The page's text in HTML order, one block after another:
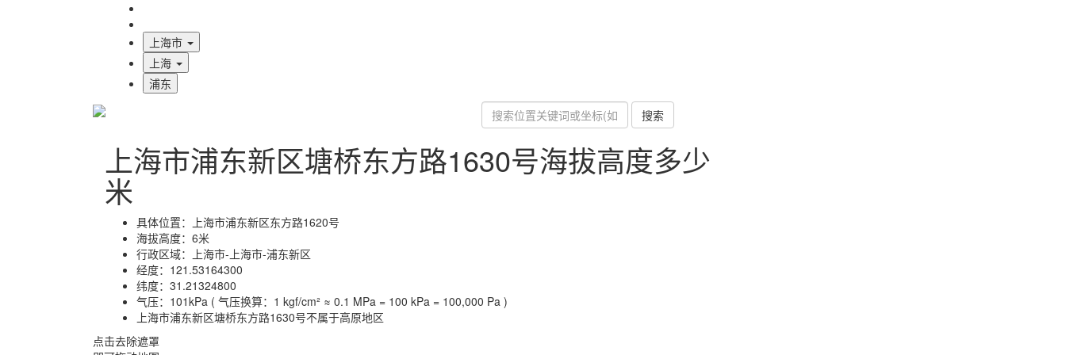
上海市
上海
浦东
搜索
上海市浦东新区塘桥东方路1630号海拔高度多少
米
具体位置：
上海市浦东新区东方路1620号
海拔高度： 6米
行政区域：
上海市-上海市-浦东新区
经度： 121.53164300
纬度： 31.21324800
气压： 101kPa ( 气压换算：1 kgf/cm² ≈ 0.1 MPa = 100 kPa = 100,000 Pa )
上海市浦东新区塘桥东方路1630号不属于高原地区
点击去除遮罩